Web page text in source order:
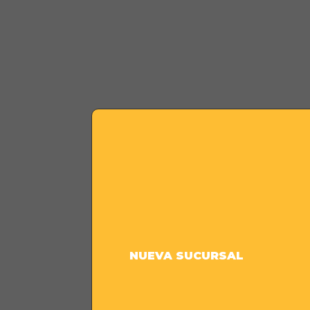
NUEVA SUCURSAL